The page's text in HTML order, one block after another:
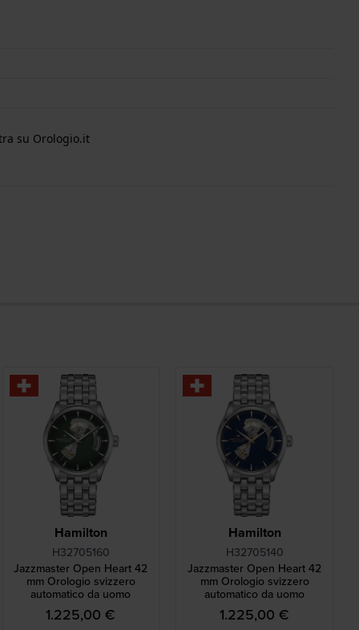
su Orologio.it
Hamilton
H32705160
Jazzmaster Open Heart 42
mm Orologio svizzero
automatico da uomo
1.225,00 €
Hamilton
H32705140
Jazzmaster Open Heart 42
mm Orologio svizzero
automatico da uomo
1.225,00 €